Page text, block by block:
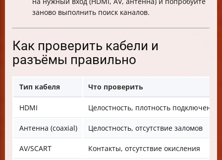
заново выполнить поиск каналов.
Как проверить кабели и
разъёмы правильно
Тип кабеля Что проверить
HDMI Целостность, плотность подключения
Антенна (coaxial) Целостность, отсутствие заломов
AV/SCART Контакты, отсутствие окисления